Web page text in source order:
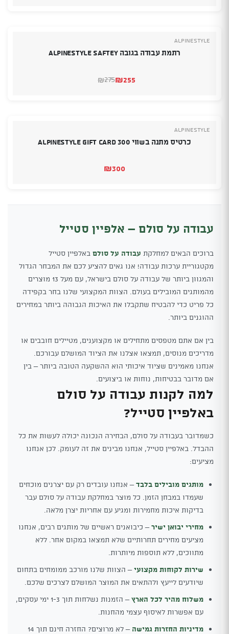
Alpinestyle
רתמת עבודה בגובה Alpinestyle Saftey
₪275
המחיר₪255
המחיר
Alpinestyle
כרטיס מתנה בשווי 300 Alpinestyle Gift Card
₪300
עבודה על סולם – אלפיין סטייל
ברוכים הבאים למחלקת עבודה על סולם באלפיין סטייל
מקטגוריית ערכות עבודה! אנו גאים להציע לכם את המבחר הגדול
והמגוון ביותר של עבודה על סולם בישראל, עם מעל 13 מוצרים
מהמותגים המובילים בעולם. הצוות המקצועי שלנו בחר בקפידה
כל פריט כדי להבטיח שתקבלו את האיכות הגבוהה ביותר במחירים
ההוגנים ביותר.
בין אם אתם מטפסים מתחילים או מקצוענים, מטיילים חובבים או
מדריכים מנוסים, תמצאו אצלנו את הציוד המושלם עבורכם.
אנחנו מאמינים שציוד איכותי הוא ההשקעה הטובה ביותר – בין
אם מדובר בבטיחות, נוחות או ביצועים.
למה לקנות עבודה על סולם
באלפיין סטייל?
כשמדובר בעבודה על סולם, הבחירה הנכונה יכולה לעשות את כל
ההבדל. באלפיין סטייל, אנחנו מבינים את זה לעומק. לכן אנחנו
מציעים:
מותגים מובילים בלבד– אנחנו עובדים רק עם יצרנים מוכחים
שעמדו במבחן הזמן. כל מוצר במחלקת עבודה על סולם עבר
בדיקות איכות מחמירות ומגיע עם אחריות יצרן מלאה.
מחירי יבואן ישיר– כיבואנים ראשיים של מותגים רבים, אנחנו
מציעים מחירים תחרותיים שלא תמצאו במקום אחר. ללא
מתווכים, ללא תוספות מיותרות.
שירות לקוחות מקצועי– הצוות שלנו מורכב ממומחים בתחום
שיודעים לייעץ ולהתאים את המוצר המושלם לצרכים שלכם.
משלוח מהיר לכל הארץ
– הזמנות נשלחות תוך 1-3 ימי עסקים,
עם אפשרות לאיסוף עצמי מהחנות.
מדיניות החזרות גמישה
– לא מרוצים? החזרה חינם תוך 14